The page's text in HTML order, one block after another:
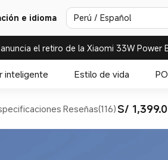
e idioma Perú / Español
el retiro de la Xiaomi 33W Power
inteligente Estilo de vida
Reseñas(116)S/